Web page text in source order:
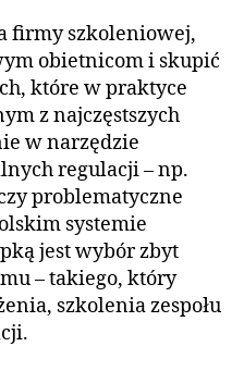
firmy szkoleniowej,
obietnicom i skupić
które w praktyce
z najczęstszych
w narzędzie
regulacji – np.
problematyczne
systemie
jest wybór zbyt
– takiego, który
szkolenia zespołu